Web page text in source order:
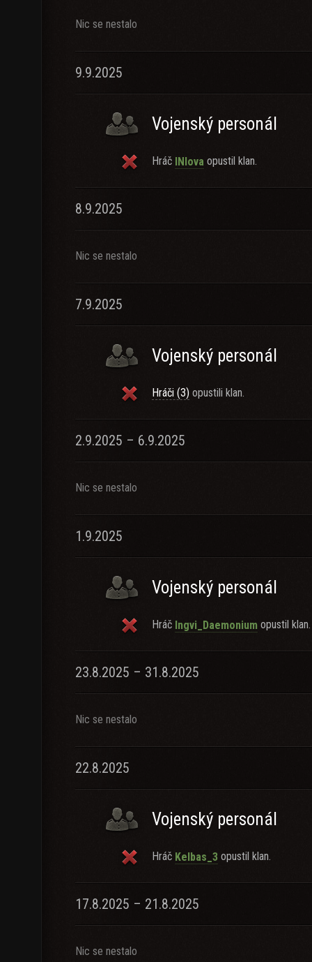
Nic se nestalo
9.9.2025
Vojenský personál
Hráč INIova opustil klan.
8.9.2025
Nic se nestalo
7.9.2025
Vojenský personál
Hráči (3) opustili klan.
2.9.2025 – 6.9.2025
Nic se nestalo
1.9.2025
Vojenský personál
Hráč Ingvi_Daemonium opustil klan.
23.8.2025 – 31.8.2025
Nic se nestalo
22.8.2025
Vojenský personál
Hráč Kelbas_3 opustil klan.
17.8.2025 – 21.8.2025
Nic se nestalo